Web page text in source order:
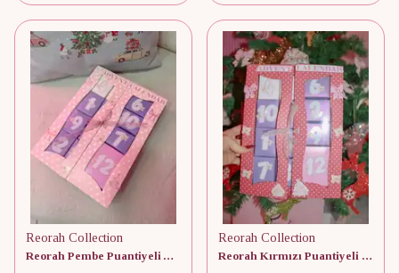
Reorah Collection
Reorah Pembe Puantiyeli Advent Calendar 12 Adet
Reorah Collection
Reorah Kırmızı Puantiyeli Takı Advent Calendar 12 Adet